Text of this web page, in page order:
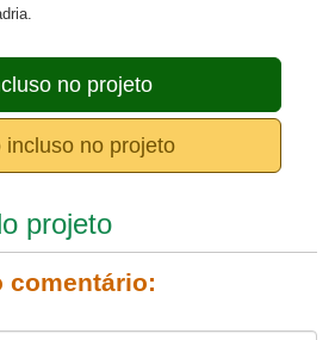
no projeto
incluso no projeto
projeto
comentário: